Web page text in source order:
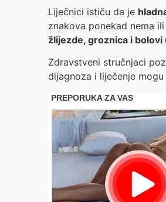
Liječnici ističu da je
znakova ponekad nema
žlijezde, groznica i bolovi
Zdravstveni stručnjaci
dijagnoza i liječenje